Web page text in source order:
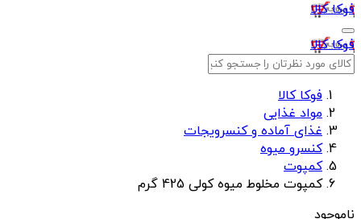
فوکا کالا
فوکا کالا
فوکا کالا
مواد غذایی
غذای آماده و کنسرویجات
کنسرو میوه
کمپوت
کمپوت مخلوط میوه کولی 425 گرم
ناموجود